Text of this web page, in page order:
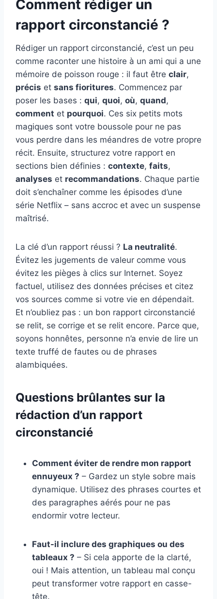
Comment rédiger un
rapport circonstancié ?
Rédiger un rapport circonstancié, c’est un peu
comme raconter une histoire à un ami qui a une
mémoire de poisson rouge : il faut être clair,
précis et sans fioritures. Commencez par
poser les bases : qui, quoi, où, quand,
comment et pourquoi. Ces six petits mots
magiques sont votre boussole pour ne pas
vous perdre dans les méandres de votre propre
récit. Ensuite, structurez votre rapport en
sections bien définies : contexte, faits,
analyses et recommandations. Chaque partie
doit s’enchaîner comme les épisodes d’une
série Netflix – sans accroc et avec un suspense
maîtrisé.
La clé d’un rapport réussi ? La neutralité.
Évitez les jugements de valeur comme vous
évitez les pièges à clics sur Internet. Soyez
factuel, utilisez des données précises et citez
vos sources comme si votre vie en dépendait.
Et n’oubliez pas : un bon rapport circonstancié
se relit, se corrige et se relit encore. Parce que,
soyons honnêtes, personne n’a envie de lire un
texte truffé de fautes ou de phrases
alambiquées.
Questions brûlantes sur la
rédaction d’un rapport
circonstancié
Comment éviter de rendre mon rapport
ennuyeux ? – Gardez un style sobre mais
dynamique. Utilisez des phrases courtes et
des paragraphes aérés pour ne pas
endormir votre lecteur.
Faut-il inclure des graphiques ou des
tableaux ? – Si cela apporte de la clarté,
oui ! Mais attention, un tableau mal conçu
peut transformer votre rapport en casse-
tête.